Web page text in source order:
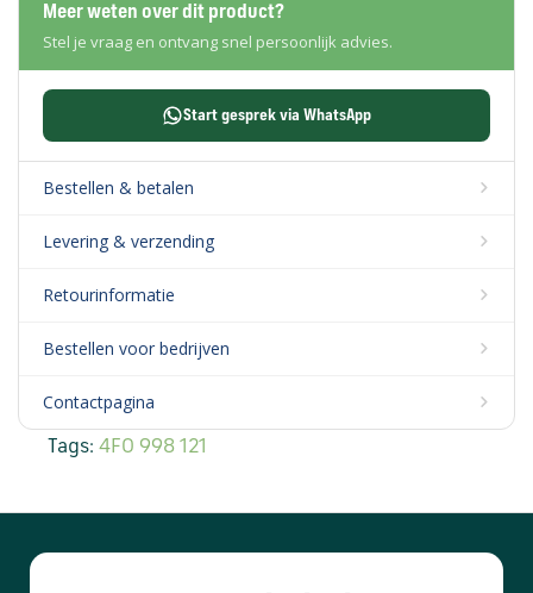
Meer weten over dit product?
Stel je vraag en ontvang snel persoonlijk advies.
Start gesprek via WhatsApp
Bestellen & betalen
Levering & verzending
Retourinformatie
Bestellen voor bedrijven
Contactpagina
Tags: 4F0 998 121